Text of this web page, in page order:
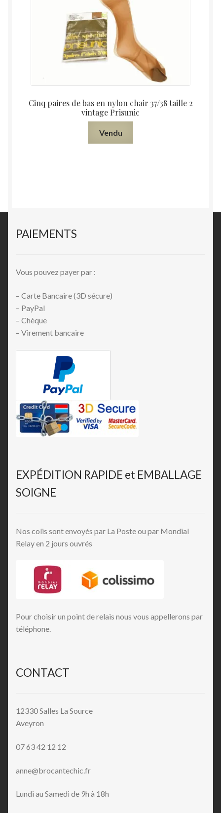
Cinq paires de bas en nylon chair 37/38 taille 2
vintage Prisunic
Vendu
PAIEMENTS
Vous pouvez payer par :
– Carte Bancaire (3D sécure)
– PayPal
– Chèque
– Virement bancaire
EXPÉDITION RAPIDE et EMBALLAGE
SOIGNE
Nos colis sont envoyés par La Poste ou par Mondial
Relay en 2 jours ouvrés
Pour choisir un point de relais nous vous appellerons par
téléphone.
CONTACT
12330 Salles La Source
Aveyron
07 63 42 12 12
anne@brocantechic.fr
Lundi au Samedi de 9h à 18h